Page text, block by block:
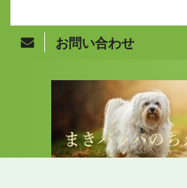
お問い合わせ
Copyright© まきバッパのちえ
Reserved.